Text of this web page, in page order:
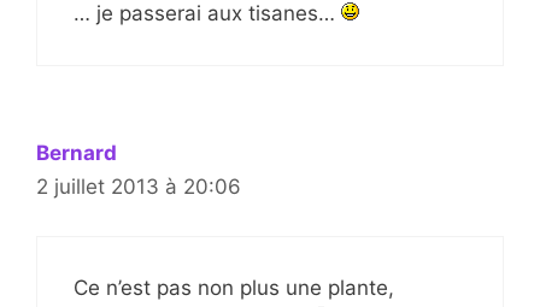
… je passerai aux tisanes…
Bernard
2 juillet 2013 à 20:06
Ce n’est pas non plus une plante,